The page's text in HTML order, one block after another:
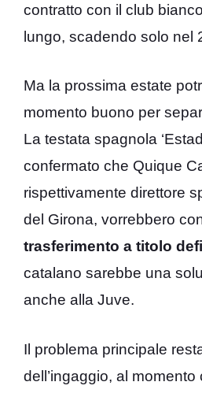
contratto con il club
lungo, scadendo solo nel
Ma la prossima estate
momento buono per
La testata spagnola
confermato che Quique
rispettivamente direttore
del Girona, vorrebbero
trasferimento a titolo
catalano sarebbe una
anche alla Juve.
Il problema principale
dell’ingaggio, al